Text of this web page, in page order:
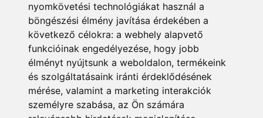
nyomkövetési technológiákat használ a
böngészési élmény javítása érdekében a
következő célokra: a webhely alapvető
funkcióinak engedélyezése, hogy jobb
élményt nyújtsunk a weboldalon, termékeink
és szolgáltatásaink iránti érdeklődésének
mérése, valamint a marketing interakciók
személyre szabása, az Ön számára